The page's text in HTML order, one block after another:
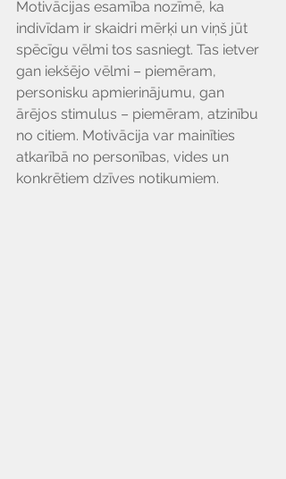
Motivācijas esamība nozīmē, ka
indivīdam ir skaidri mērķi un viņš jūt
spēcīgu vēlmi tos sasniegt. Tas ietver
gan iekšējo vēlmi – piemēram,
personisku apmierinājumu, gan
ārējos stimulus – piemēram, atzinību
no citiem. Motivācija var mainīties
atkarībā no personības, vides un
konkrētiem dzīves notikumiem.